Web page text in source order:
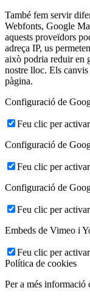
També fem servir
Webfonts, Google
aquests proveïdors
adreça IP, us
això podria reduir en
nostre lloc. Els
pàgina.
Configuració de
Feu clic per
Configuració de
Feu clic per
Configuració de
Feu clic per
Embeds de Vimeo i
Feu clic per
Política de cookies
Per a més informació